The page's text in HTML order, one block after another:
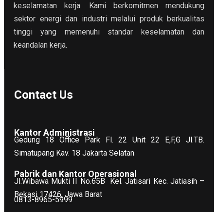
keselamatan kerja. Kami berkomitmen mendukung
sektor energi dan industri melalui produk berkualitas
tinggi yang memenuhi standar keselamatan dan
keandalan kerja.
Contact Us
Kantor Administrasi
Gedung 18 Office Park Fl. 22 Unit 22 E,F,G Jl.TB.
Simatupang Kav. 18 Jakarta Selatan
Pabrik dan Kantor Operasional
Jl.Wibawa Mukti II No.65B
Kel. Jatisari Kec. Jatiasih –
Bekasi 17426, Jawa Barat
0813-8965-5999